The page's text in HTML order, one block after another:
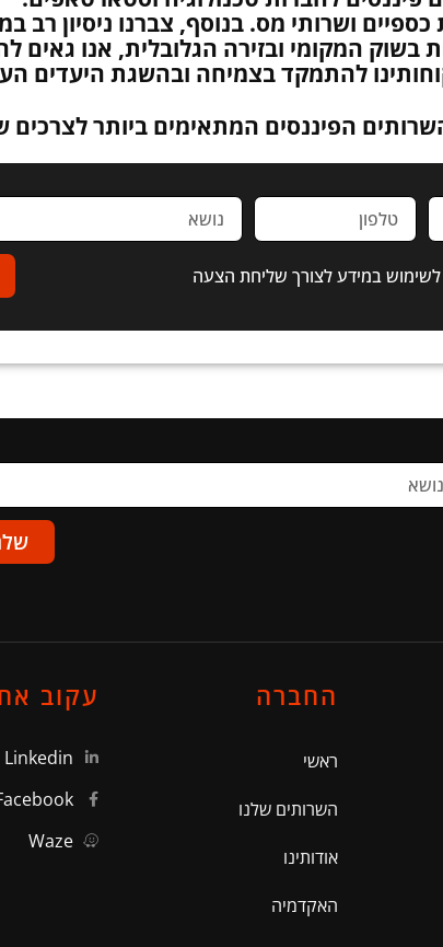
ושרותי מס. בנוסף, צברנו ניסיון רב
המקומי ובזירה הגלובלית, אנו גאים
להתמקד בצמיחה ובהשגת היעדים
הפיננסים המתאימים ביותר לצרכים
לשימוש במידע לצורך שליחת הצעה
החברה
ראשי
השרותים שלנו
אודותינו
האקדמיה
עקוב
Linkedin
Waze